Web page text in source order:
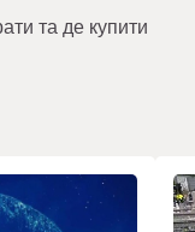
та де купити